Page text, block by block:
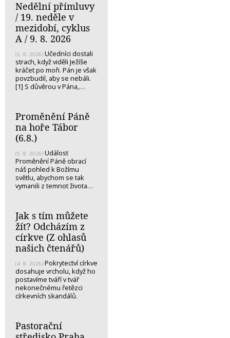
Nedělní přímluvy
/ 19. neděle v
mezidobí, cyklus
A / 9. 8. 2026
(5. 8. 2026) Učedníci dostali
strach, když viděli Ježíše
kráčet po moři. Pán je však
povzbudil, aby se nebáli.
[1] S důvěrou v Pána,…
Proměnění Páně
na hoře Tábor
(6.8.)
(5. 8. 2026) Událost
Proměnění Páně obrací
náš pohled k Božímu
světlu, abychom se tak
vymanili z temnot života…
Jak s tím můžete
žít? Odcházím z
církve (Z ohlasů
našich čtenářů)
(4. 8. 2026) Pokrytectví církve
dosahuje vrcholu, když ho
postavíme tváří v tvář
nekonečnému řetězci
církevních skandálů.
Pastorační